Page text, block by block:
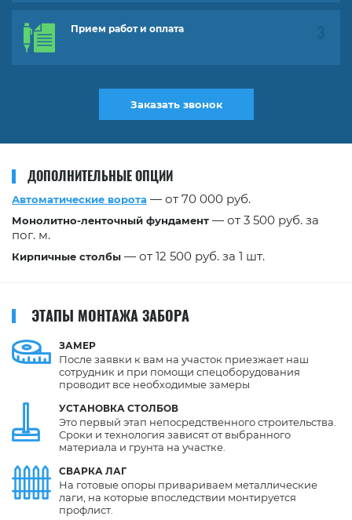
Прием работ и оплата
Заказать звонок
ДОПОЛНИТЕЛЬНЫЕ ОПЦИИ
Автоматические ворота — от 70 000 руб.
Монолитно-ленточный фундамент — от 3 500 руб. за
пог. м.
Кирпичные столбы — от 12 500 руб. за 1 шт.
ЭТАПЫ МОНТАЖА ЗАБОРА
ЗАМЕР
УСТАНОВКА СТОЛБОВ
СВАРКА ЛАГ
После заявки к вам на участок приезжает наш
сотрудник и при помощи спецоборудования
проводит все необходимые замеры
Это первый этап непосредственного строительства.
Сроки и технология зависят от выбранного
материала и грунта на участке.
На готовые опоры привариваем металлические
лаги, на которые впоследствии монтируется
профлист.